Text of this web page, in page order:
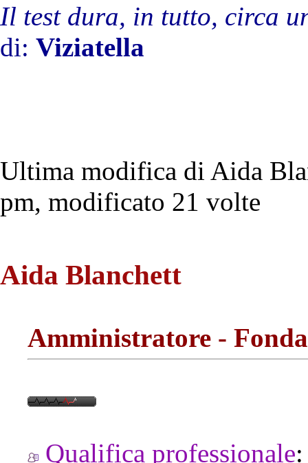
Il test dura, in tutto, circa
di: Viziatella
Ultima modifica di Aida
pm, modificato 21 volte
Aida Blanchett
Amministratore -
Qualifica professionale